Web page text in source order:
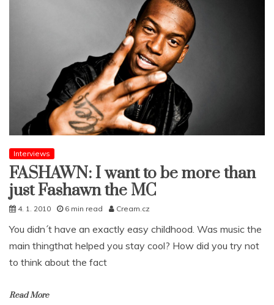
Interviews
FASHAWN: I want to be more than
just Fashawn the MC
4. 1. 2010 6 min read Cream.cz
You didn´t have an exactly easy childhood. Was music the
main thingthat helped you stay cool? How did you try not
to think about the fact
Read More